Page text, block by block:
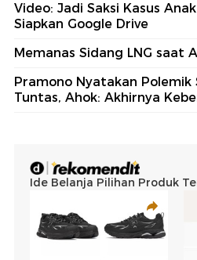
Video: Jadi Saksi Kasus
Siapkan Google Drive
Memanas Sidang LNG saat
Pramono Nyatakan Polemik
Tuntas, Ahok: Akhirnya